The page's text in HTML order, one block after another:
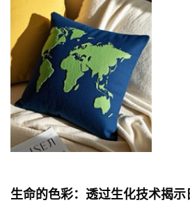
生命的色彩：透过生化技术揭示